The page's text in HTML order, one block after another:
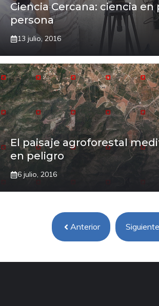
Ciencia Cercana: ciencia en
persona
13 julio, 2016
El paisaje agroforestal
en peligro
6 julio, 2016
Anterior Siguiente